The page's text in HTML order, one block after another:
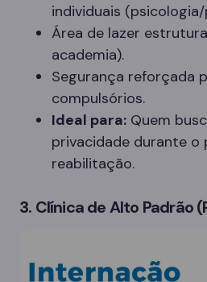
individuais
Área de lazer
academia).
Segurança reforçada
compulsórios.
Ideal para: Quem
privacidade durante o
reabilitação.
3. Clínica de Alto Padrão